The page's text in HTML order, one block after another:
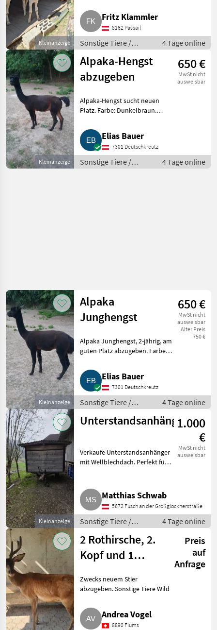
Kleinanzeige
Juli 2025 geboren.
Verkaufsgrund wegen
Herdenverkleinerung. Wir sind
beim Alpaka Zuchtve
Fritz Klammler
8162 Passail
Sonstige Tiere /
Alpakas
4 Tage online
Kleinanzeige
Alpaka-Hengst
abzugeben
650 €
MwSt nicht
ausweisbar
Alpaka-Hengst sucht neuen
Platz. Farbe: Dunkelbraun.
Sonstige Tiere Alpakas
Elias Bauer
7301 Deutschkreutz
Sonstige Tiere /
Alpakas
4 Tage online
Kleinanzeige
Alpaka
Junghengst
650 €
MwSt nicht
ausweisbar
Alter Preis
750 €
Alpaka Junghengst, 2-jährig, am
guten Platz abzugeben. Farbe:
Interesse bitte melden).
Sonstige Tiere Alpakas
Elias Bauer
7301 Deutschkreutz
Sonstige Tiere /
Alpakas
4 Tage online
Kleinanzeige
Unterstandsanhänger1.000
€
MwSt nicht
ausweisbar
Verkaufe Unterstandsanhänger
mit Wellblechdach. Perfekt für
TierzubehörMatthias Schwab
5672 Fusch an der Großglocknerstraße
Sonstige Tiere /
Sonstiges
Tierzubehör
4 Tage online
2 Rothirsche, 2.
Kopf und 1
Preis
auf
Anfrage
Zwecks neuem Stier
abzugeben. Sonstige Tiere Wild
Andrea Vogel
8890 Flums